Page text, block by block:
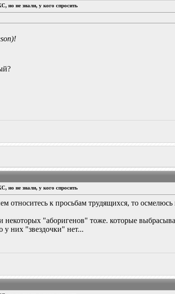
но не знали, у кого спросить
но не знали, у кого спросить
относитесь к просьбам трудящихся, то
некоторых "аборигенов" тоже. которые
у них "звездочки" нет...